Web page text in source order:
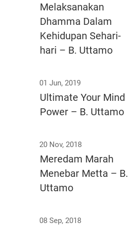
Melaksanakan
Dhamma Dalam
Kehidupan Sehari-
hari – B. Uttamo
01 Jun, 2019
Ultimate Your Mind
Power – B. Uttamo
20 Nov, 2018
Meredam Marah
Menebar Metta – B.
Uttamo
08 Sep, 2018